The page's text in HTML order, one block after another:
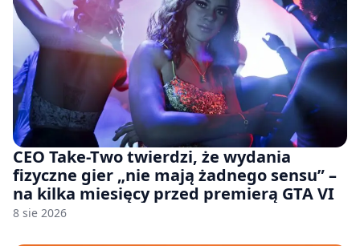
CEO Take-Two twierdzi, że wydania
fizyczne gier „nie mają żadnego sensu” –
na kilka miesięcy przed premierą GTA VI
8 sie 2026